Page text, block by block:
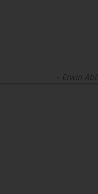
- Erwin